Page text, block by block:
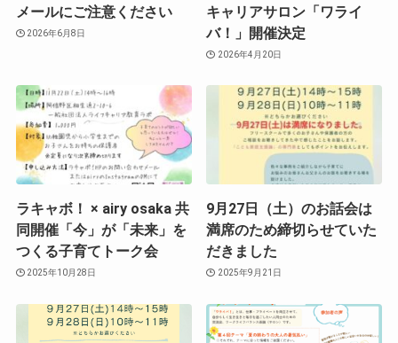
メールにご注意ください
2026年6月8日
キャリアサロン「ワライ
バ！」開催決定
2026年4月20日
ラキャボ！ × airy osaka 共
同開催「今」が「未来」を
つくる子育てトーク会
2025年10月28日
9月27日（土）のお話会は
満席のため締切らせていた
だきました
2025年9月21日